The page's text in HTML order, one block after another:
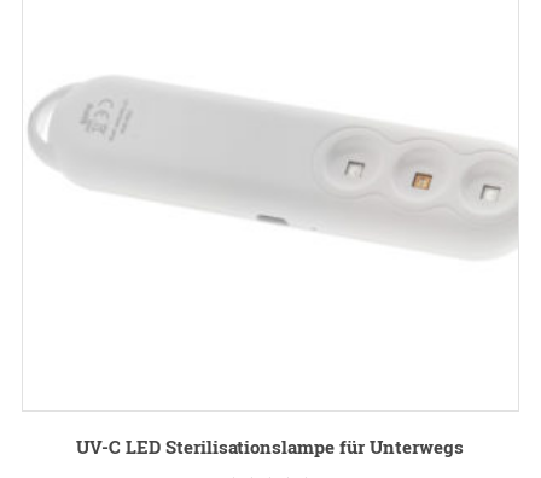
UV-C LED Sterilisationslampe für Unterwegs